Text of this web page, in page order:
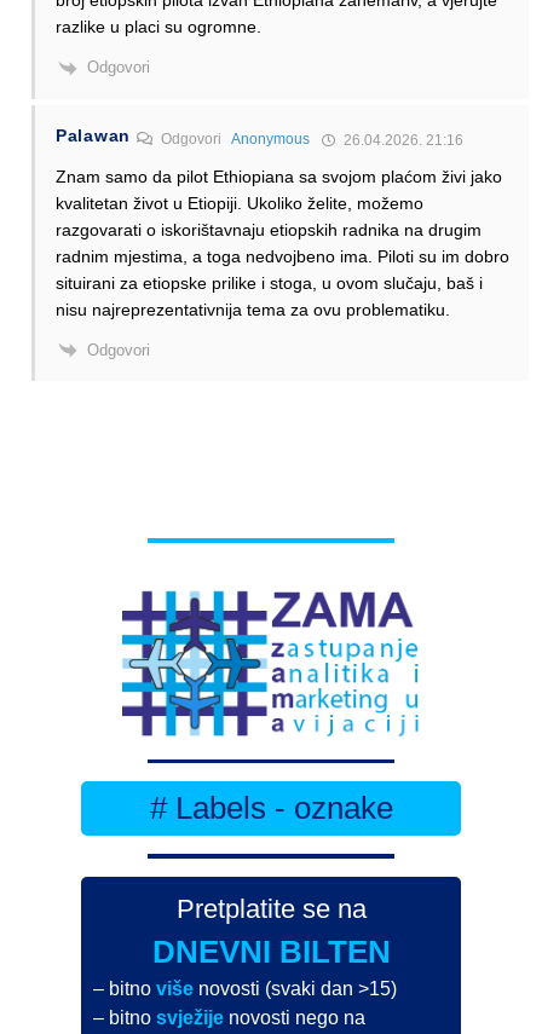
razlike u placi su ogromne.
Odgovori
Palawan Odgovori Anonymous 26.04.2026. 21:16
Znam samo da pilot Ethiopiana sa svojom plaćom živi jako
kvalitetan život u Etiopiji. Ukoliko želite, možemo
razgovarati o iskorištavnaju etiopskih radnika na drugim
radnim mjestima, a toga nedvojbeno ima. Piloti su im dobro
situirani za etiopske prilike i stoga, u ovom slučaju, baš i
nisu najreprezentativnija tema za ovu problematiku.
Odgovori
# Labels - oznake
Pretplatite se na
DNEVNI BILTEN
– bitnoviše novosti (svaki dan >15)
– bitnosvježije novosti nego na